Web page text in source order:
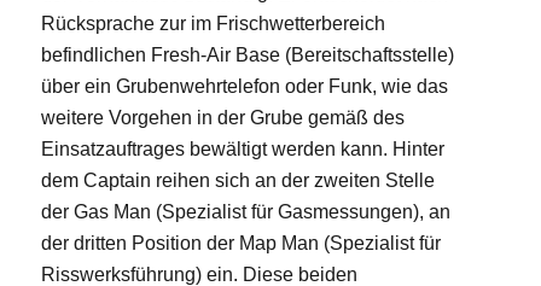
Rücksprache zur im Frischwetterbereich
befindlichen Fresh-Air Base (Bereitschaftsstelle)
über ein Grubenwehrtelefon oder Funk, wie das
weitere Vorgehen in der Grube gemäß des
Einsatzauftrages bewältigt werden kann. Hinter
dem Captain reihen sich an der zweiten Stelle
der Gas Man (Spezialist für Gasmessungen), an
der dritten Position der Map Man (Spezialist für
Risswerksführung) ein. Diese beiden